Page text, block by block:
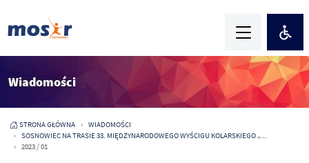
Wiadomości
STRONA GŁÓWNA
WIADOMOŚCI
SOSNOWIEC NA TRASIE 33. MIĘDZYNARODOWEGO WYŚCIGU KOLARSKIEGO „...
2023 / 01